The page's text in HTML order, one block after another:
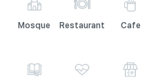
Mosque Restaurant Cafe